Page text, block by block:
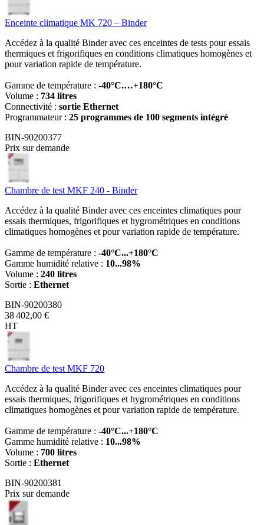
Enceinte climatique MK 720 – Binder
Accédez à la qualité Binder avec ces enceintes de tests pour essais
thermiques et frigorifiques en conditions climatiques homogènes et
pour variation rapide de température.
Gamme de température : -40°C.…+180°C
Volume : 734 litres
Connectivité : sortie Ethernet
Programmateur : 25 programmes de 100 segments intégré
BIN-90200377
Prix sur demande
Chambre de test MKF 240 - Binder
Accédez à la qualité Binder avec ces enceintes climatiques pour
essais thermiques, frigorifiques et hygrométriques en conditions
climatiques homogènes et pour variation rapide de température.
Gamme de température : -40°C...+180°C
Gamme humidité relative : 10...98%
Volume : 240 litres
Sortie : Ethernet
BIN-90200380
38 402,00 €
HT
Chambre de test MKF 720
Accédez à la qualité Binder avec ces enceintes climatiques pour
essais thermiques, frigorifiques et hygrométriques en conditions
climatiques homogènes et pour variation rapide de température.
Gamme de température : -40°C...+180°C
Gamme humidité relative : 10...98%
Volume : 700 litres
Sortie : Ethernet
BIN-90200381
Prix sur demande